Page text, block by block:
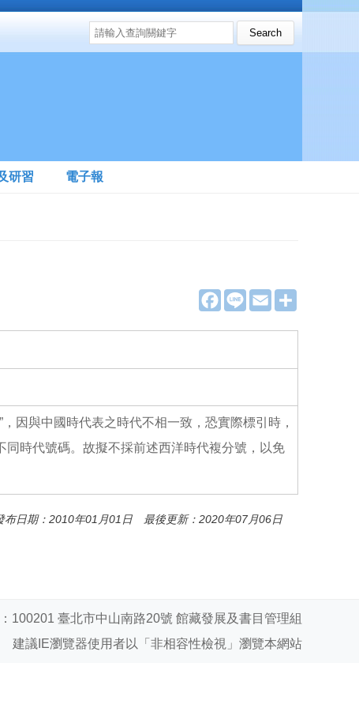
搜尋表單
Search this site
研習 電子報
F
a
e
o
L
e
E
m
i
因與中國時代表之時代不相一致，恐實際標引時，
時代號碼。故擬不採前述西洋時代複分號，以免
布日期：2010年01月01日 最後更新：2020年07月06日
100201 臺北市中山南路20號 館藏發展及書目管理組
建議IE瀏覽器使用者以「非相容性檢視」瀏覽本網站